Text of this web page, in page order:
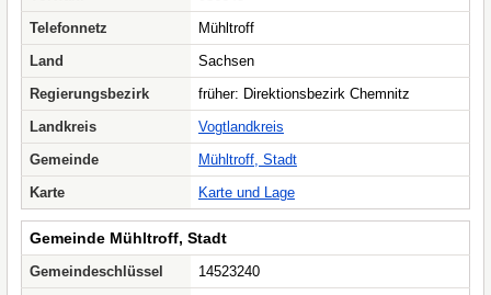
Telefonnetz
Mühltroff
Land
Sachsen
Regierungsbezirk
früher: Direktionsbezirk Chemnitz
Landkreis
Vogtlandkreis
Gemeinde
Mühltroff, Stadt
Karte
Karte und Lage
Gemeinde Mühltroff, Stadt
Gemeindeschlüssel
14523240